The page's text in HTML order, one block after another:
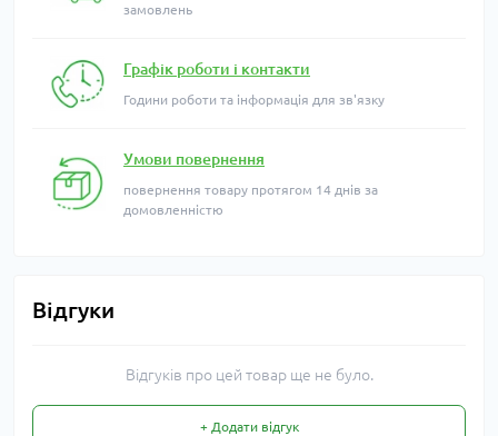
замовлень
Графік роботи і контакти
Години роботи та інформація для зв'язку
Умови повернення
повернення товару протягом 14 днів за
домовленністю
Відгуки
Відгуків про цей товар ще не було.
+ Додати відгук